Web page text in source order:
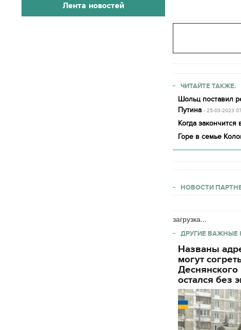
Лента новостей
ЧИТАЙТЕ ТАКЖЕ.
Шольц поставил
Путина - 25-03-2023
Когда
Горе в семье
НОВОСТИ
загрузка...
ДРУГИЕ ВАЖНЫЕ
Названы
могут
остался без